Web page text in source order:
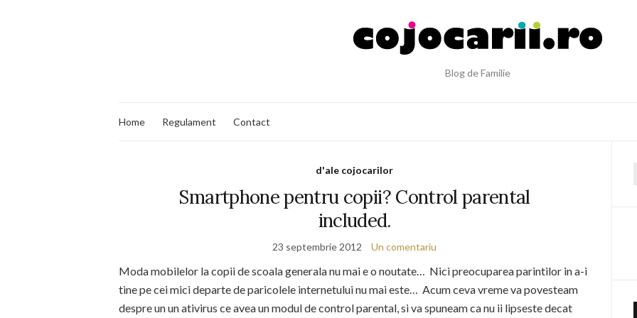
Blog de Familie
Home Regulament Contact
d'ale cojocarilor
Smartphone pentru copii? Control parental
included.
23 septembrie 2012 Un comentariu
Moda mobilelor la copii de scoala generala nu mai e o noutate… Nici preocuparea parintilor in a-i
tine pe cei mici departe de paricolele internetului nu mai este… Acum ceva vreme va povesteam
despre un un ativirus ce avea un modul de control parental, si va spuneam ca nu ii lipseste decat